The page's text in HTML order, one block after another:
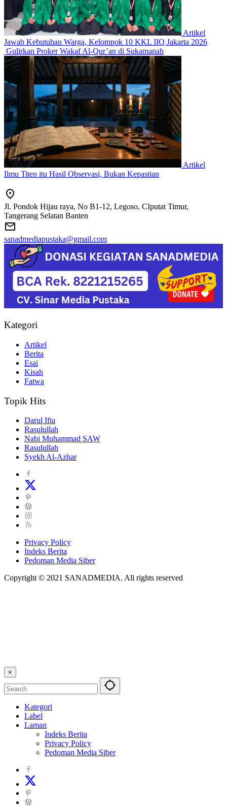
Artikel
Jawab Kebutuhan Warga, Kelompok 10 KKL IIQ Jakarta 2026
Gulirkan Proker Wakaf Al-Qur’an di Sukamanah
Artikel
Ilmu Titen itu Hasil Observasi, Bukan Kepastian
Jl. Pondok Hijau raya, No B1-12, Legoso, CIputat Timur,
Tangerang Selatan Banten
sanadmediapustaka@gmail.com
Kategori
Artikel
Berita
Esai
Kisah
Fatwa
Topik Hits
Darul Ifta
Rasulullah
Nabi Muhammad SAW
Rasulullah
Syekh Al-Azhar
Privacy Policy
Indeks Berita
Pedoman Media Siber
Copyright © 2021 SANADMEDIA. All rights reserved
×
Kategori
Label
Laman
Indeks Berita
Privacy Policy
Pedoman Media Siber